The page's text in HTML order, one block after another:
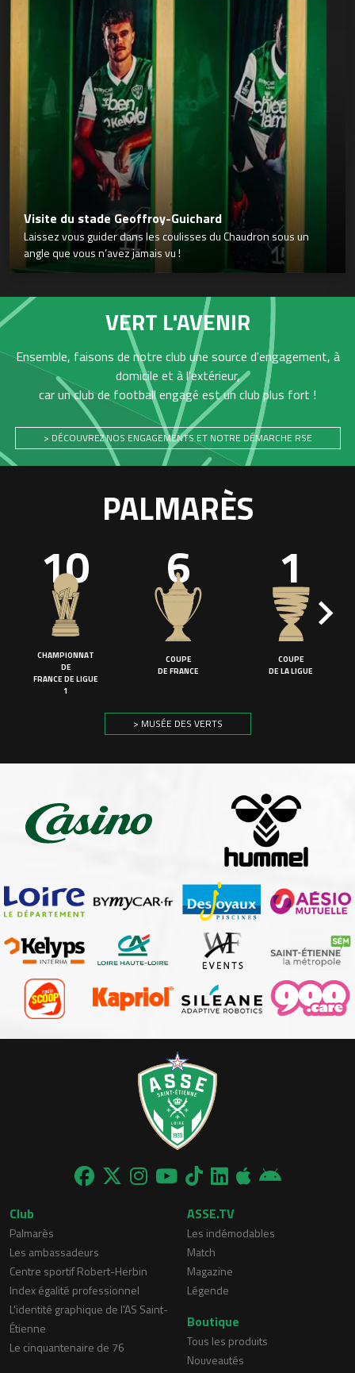
Visite du stade Geoffroy-Guichard
Laissez vous guider dans les coulisses du Chaudron sous un
angle que vous n’avez jamais vu !
VERT L'AVENIR
Ensemble, faisons de notre club une source d'engagement, à
domicile et à l'extérieur,
car un club de football engagé est un club plus fort !
> DÉCOUVREZ NOS ENGAGEMENTS ET NOTRE DÉMARCHE RSE
PALMARÈS
10
CHAMPIONNAT
DE
FRANCE DE LIGUE
1
6
COUPE
DE FRANCE
1
COUPE
DE LA LIGUE
> MUSÉE DES VERTS
Club
Palmarès
Les ambassadeurs
Centre sportif Robert-Herbin
Index égalité professionnel
L'identité graphique de l'AS Saint-
Étienne
Le cinquantenaire de 76
ASSE.TV
Les indémodables
Match
Magazine
Légende
Boutique
Tous les produits
Nouveautés